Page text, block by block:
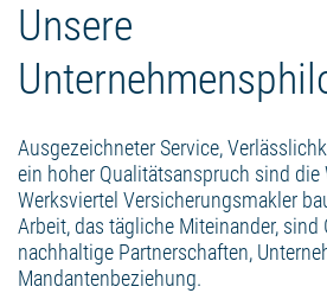
Unsere
Ausgezeichneter Service,
ein hoher Qualitätsanspruch sind die
Werksviertel Versicherungsmakler
Arbeit, das tägliche Miteinander, sind
nachhaltige Partnerschaften,
Mandantenbeziehung.